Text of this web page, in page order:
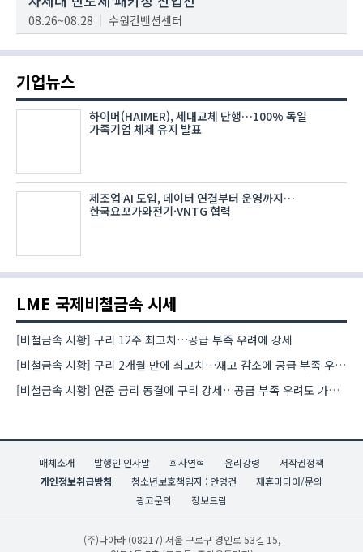
08.26~08.28 수원컨벤션센터
기업뉴스
하이머(HAIMER), 세대교체 단행…100% 독일
가족기업 체제 유지 발표
제조업 AI 도입, 데이터 연결부터 운영까지…
한국요꼬가와전기·VNTG 협력
LME 국제비철금속 시세
[비철금속 시황] 구리 12주 최고치…공급 부족 우려에 강세
[비철금속 시황] 구리 2개월 만에 최고치…재고 감소에 공급 부족 우려 확대
[비철금속 시황] 연준 금리 동결에 구리 강세…공급 부족 우려도 가격 지지
매체소개 발행인 인사말 회사연혁 윤리강령
저작권정책
개인정보취급방침
청소년보호책임자 : 안영건
제휴미디어/문의
광고문의
정보드림
(주)다아라 (08217) 서울 구로구 경인로 53길 15,